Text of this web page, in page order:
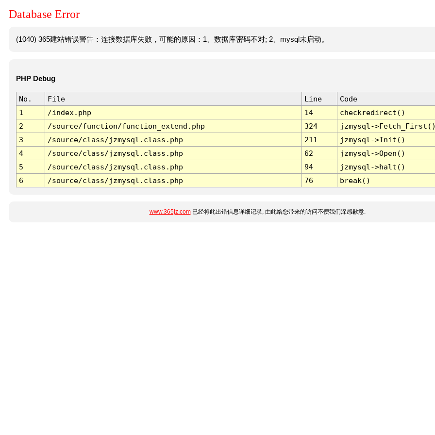
Database Error
(1040) 365建站错误警告：连接数据库失败，可能的原因：1、数据库密码不对; 2、mysql未启动。
PHP Debug
No. File Line
Code
1
/index.php 14
checkredirect()
2
/source/function/function_extend.php 324
jzmysql-
3
/source/class/jzmysql.class.php 211
jzmysql->Init()
4
/source/class/jzmysql.class.php 62
jzmysql->Open()
5
/source/class/jzmysql.class.php 94
jzmysql->halt()
6
/source/class/jzmysql.class.php 76 break()
www.365jz.com已经将此出错信息详细记录, 由此给您带来的访问不便我们深感歉意.